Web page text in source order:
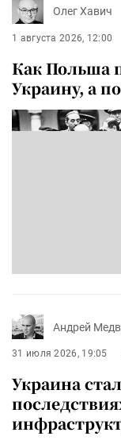
Олег Хавич
1 августа 2026, 12:00
Как Польша
Украину, а
Андрей
31 июля 2026, 19:05
Украина